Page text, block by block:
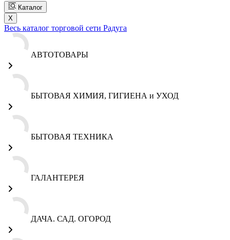
Каталог
X
Весь каталог торговой сети Радуга
АВТОТОВАРЫ
БЫТОВАЯ ХИМИЯ, ГИГИЕНА и УХОД
БЫТОВАЯ ТЕХНИКА
ГАЛАНТЕРЕЯ
ДАЧА. САД. ОГОРОД